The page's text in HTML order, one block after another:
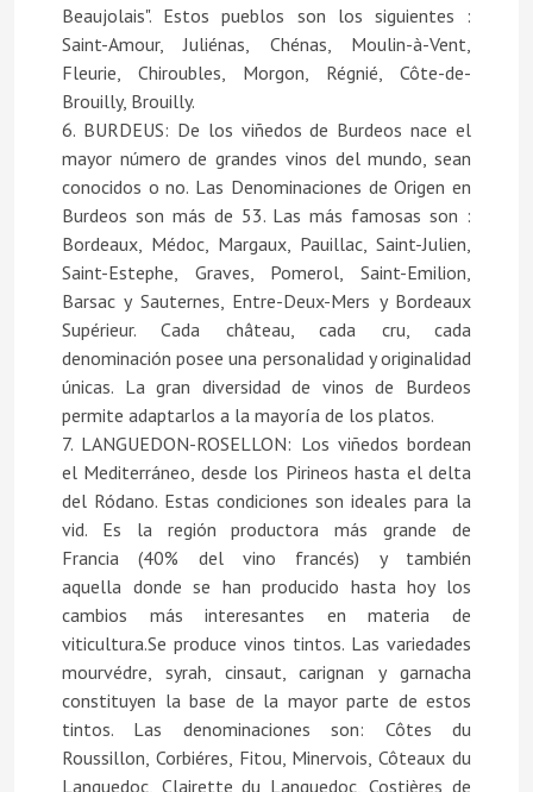
Beaujolais". Estos pueblos son los siguientes :
Saint-Amour, Juliénas, Chénas, Moulin-à-Vent,
Fleurie, Chiroubles, Morgon, Régnié, Côte-de-
Brouilly, Brouilly.
6. BURDEUS: De los viñedos de Burdeos nace el
mayor número de grandes vinos del mundo, sean
conocidos o no. Las Denominaciones de Origen en
Burdeos son más de 53. Las más famosas son :
Bordeaux, Médoc, Margaux, Pauillac, Saint-Julien,
Saint-Estephe, Graves, Pomerol, Saint-Emilion,
Barsac y Sauternes, Entre-Deux-Mers y Bordeaux
Supérieur. Cada château, cada cru, cada
denominación posee una personalidad y originalidad
únicas. La gran diversidad de vinos de Burdeos
permite adaptarlos a la mayoría de los platos.
7. LANGUEDON-ROSELLON: Los viñedos bordean
el Mediterráneo, desde los Pirineos hasta el delta
del Ródano. Estas condiciones son ideales para la
vid. Es la región productora más grande de
Francia (40% del vino francés) y también
aquella donde se han producido hasta hoy los
cambios más interesantes en materia de
viticultura.Se produce vinos tintos. Las variedades
mourvédre, syrah, cinsaut, carignan y garnacha
constituyen la base de la mayor parte de estos
tintos. Las denominaciones son: Côtes du
Roussillon, Corbiéres, Fitou, Minervois, Côteaux du
Languedoc, Clairette du Languedoc, Costières de